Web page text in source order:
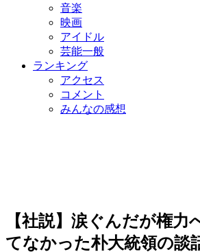
音楽
映画
アイドル
芸能一般
ランキング
アクセス
コメント
みんなの感想
【社説】涙ぐんだが権力
てなかった朴大統領の談